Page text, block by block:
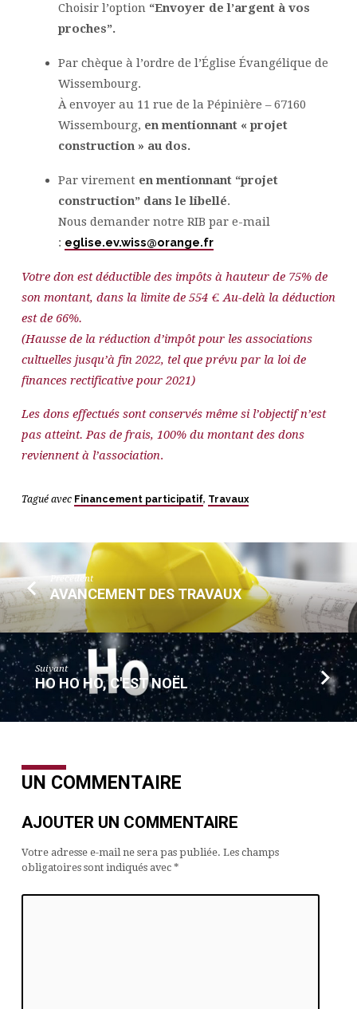
Choisir l’option “Envoyer de l’argent à vos
proches”.
Par chèque à l’ordre de l’Église Évangélique de
Wissembourg.
À envoyer au 11 rue de la Pépinière – 67160
Wissembourg, en mentionnant « projet
construction » au dos.
Par virement en mentionnant “projet
construction” dans le libellé.
Nous demander notre RIB par e-mail
: eglise.ev.wiss@orange.fr
Votre don est déductible des impôts à hauteur de 75% de
son montant, dans la limite de 554 €. Au-delà la déduction
est de 66%.
(Hausse de la réduction d’impôt pour les associations
cultuelles jusqu’à fin 2022, tel que prévu par la loi de
finances rectificative pour 2021)
Les dons effectués sont conservés même si l’objectif n’est
pas atteint. Pas de frais, 100% du montant des dons
reviennent à l’association.
Tagué avec Financement participatif, Travaux
Précédent
AVANCEMENT DES TRAVAUX
Suivant
HO HO HO, C'EST NOËL
UN COMMENTAIRE
AJOUTER UN COMMENTAIRE
Votre adresse e-mail ne sera pas publiée. Les champs
obligatoires sont indiqués avec *